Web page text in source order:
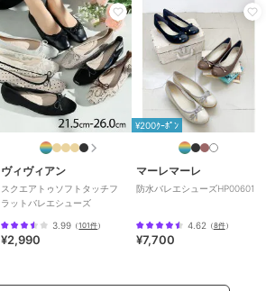
ヴィヴィアン
スクエアトゥソフトタッチフ
ラットバレエシューズ
3.99 （101件）
¥2,990
¥200ｸｰﾎﾟﾝ
マーレマーレ
防水バレエシューズHP00601
4.62 （8件）
¥7,700